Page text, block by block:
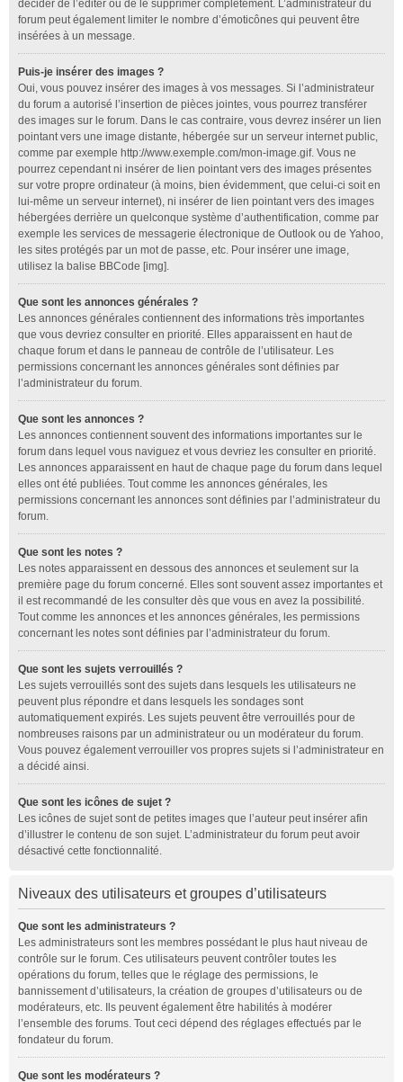
décider de l’éditer ou de le supprimer complètement. L’administrateur du
forum peut également limiter le nombre d’émoticônes qui peuvent être
insérées à un message.
Puis-je insérer des images ?
Oui, vous pouvez insérer des images à vos messages. Si l’administrateur
du forum a autorisé l’insertion de pièces jointes, vous pourrez transférer
des images sur le forum. Dans le cas contraire, vous devrez insérer un lien
pointant vers une image distante, hébergée sur un serveur internet public,
comme par exemple http://www.exemple.com/mon-image.gif. Vous ne
pourrez cependant ni insérer de lien pointant vers des images présentes
sur votre propre ordinateur (à moins, bien évidemment, que celui-ci soit en
lui-même un serveur internet), ni insérer de lien pointant vers des images
hébergées derrière un quelconque système d’authentification, comme par
exemple les services de messagerie électronique de Outlook ou de Yahoo,
les sites protégés par un mot de passe, etc. Pour insérer une image,
utilisez la balise BBCode [img].
Que sont les annonces générales ?
Les annonces générales contiennent des informations très importantes
que vous devriez consulter en priorité. Elles apparaissent en haut de
chaque forum et dans le panneau de contrôle de l’utilisateur. Les
permissions concernant les annonces générales sont définies par
l’administrateur du forum.
Que sont les annonces ?
Les annonces contiennent souvent des informations importantes sur le
forum dans lequel vous naviguez et vous devriez les consulter en priorité.
Les annonces apparaissent en haut de chaque page du forum dans lequel
elles ont été publiées. Tout comme les annonces générales, les
permissions concernant les annonces sont définies par l’administrateur du
forum.
Que sont les notes ?
Les notes apparaissent en dessous des annonces et seulement sur la
première page du forum concerné. Elles sont souvent assez importantes et
il est recommandé de les consulter dès que vous en avez la possibilité.
Tout comme les annonces et les annonces générales, les permissions
concernant les notes sont définies par l’administrateur du forum.
Que sont les sujets verrouillés ?
Les sujets verrouillés sont des sujets dans lesquels les utilisateurs ne
peuvent plus répondre et dans lesquels les sondages sont
automatiquement expirés. Les sujets peuvent être verrouillés pour de
nombreuses raisons par un administrateur ou un modérateur du forum.
Vous pouvez également verrouiller vos propres sujets si l’administrateur en
a décidé ainsi.
Que sont les icônes de sujet ?
Les icônes de sujet sont de petites images que l’auteur peut insérer afin
d’illustrer le contenu de son sujet. L’administrateur du forum peut avoir
désactivé cette fonctionnalité.
Niveaux des utilisateurs et groupes d’utilisateurs
Que sont les administrateurs ?
Les administrateurs sont les membres possédant le plus haut niveau de
contrôle sur le forum. Ces utilisateurs peuvent contrôler toutes les
opérations du forum, telles que le réglage des permissions, le
bannissement d’utilisateurs, la création de groupes d’utilisateurs ou de
modérateurs, etc. Ils peuvent également être habilités à modérer
l’ensemble des forums. Tout ceci dépend des réglages effectués par le
fondateur du forum.
Que sont les modérateurs ?